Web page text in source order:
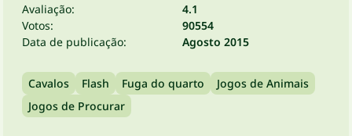
Avaliação:
4.1
Votos:
90554
Data de publicação:
Agosto 2015
Cavalos Flash Fuga do quarto
Jogos de Animais
Jogos de Procurar